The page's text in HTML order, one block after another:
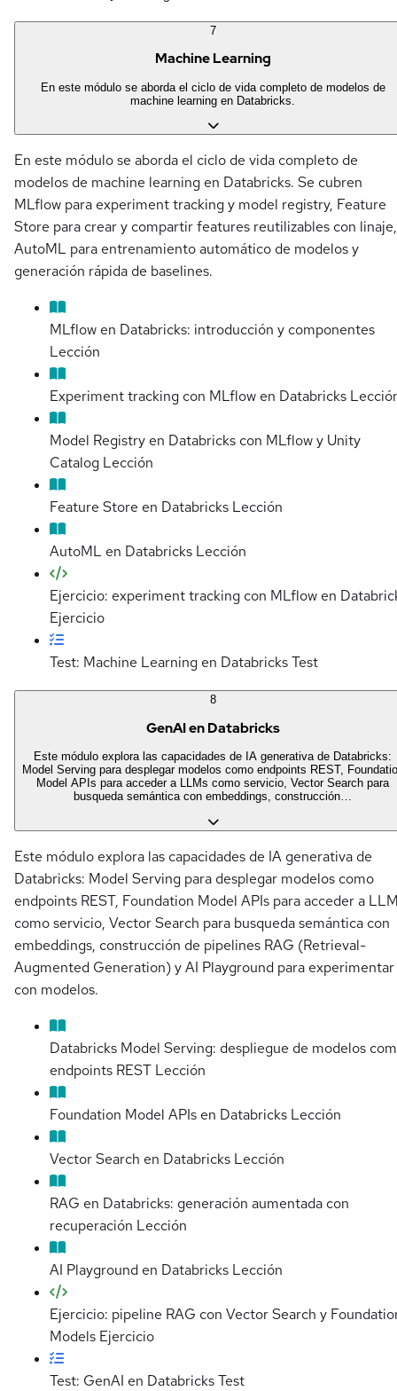
7
Machine Learning
En este módulo se aborda el ciclo de vida completo de modelos de
machine learning en Databricks.
En este módulo se aborda el ciclo de vida completo de
modelos de machine learning en Databricks. Se cubren
MLflow para experiment tracking y model registry, Feature
Store para crear y compartir features reutilizables con
AutoML para entrenamiento automático de modelos y
generación rápida de baselines.
MLflow en Databricks: introducción y componentes
Lección
Experiment tracking con MLflow en Databricks
Model Registry en Databricks con MLflow y Unity
Catalog Lección
Feature Store en Databricks Lección
AutoML en Databricks Lección
Ejercicio: experiment tracking con MLflow en
Ejercicio
Test: Machine Learning en DatabricksTest
8
GenAI en Databricks
Este módulo explora las capacidades de IA generativa de Databricks:
Model Serving para desplegar modelos como endpoints REST,
Model APIs para acceder a LLMs como servicio, Vector Search para
busqueda semántica con embeddings, construcción…
Este módulo explora las capacidades de IA generativa de
Databricks: Model Serving para desplegar modelos como
endpoints REST, Foundation Model APIs para acceder a
como servicio, Vector Search para busqueda semántica con
embeddings, construcción de pipelines RAG (Retrieval-
Augmented Generation) y AI Playground para experimentar
con modelos.
Databricks Model Serving: despliegue de modelos
endpoints REST Lección
Foundation Model APIs en Databricks Lección
Vector Search en Databricks Lección
RAG en Databricks: generación aumentada con
recuperación Lección
AI Playground en Databricks Lección
Ejercicio: pipeline RAG con Vector Search y
Models Ejercicio
Test: GenAI en DatabricksTest